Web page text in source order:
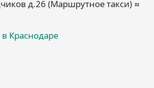
д.26 (Маршрутное такси) ≈
Краснодаре